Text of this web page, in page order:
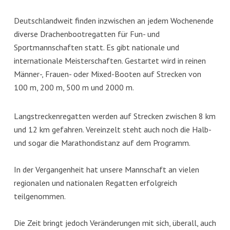
Deutschlandweit finden inzwischen an jedem Wochenende
diverse Drachenbootregatten für Fun- und
Sportmannschaften statt. Es gibt nationale und
internationale Meisterschaften. Gestartet wird in reinen
Männer-, Frauen- oder Mixed-Booten auf Strecken von
100 m, 200 m, 500 m und 2000 m.
Langstreckenregatten werden auf Strecken zwischen 8 km
und 12 km gefahren. Vereinzelt steht auch noch die Halb-
und sogar die Marathondistanz auf dem Programm.
In der Vergangenheit hat unsere Mannschaft an vielen
regionalen und nationalen Regatten erfolgreich
teilgenommen.
Die Zeit bringt jedoch Veränderungen mit sich, überall, auch